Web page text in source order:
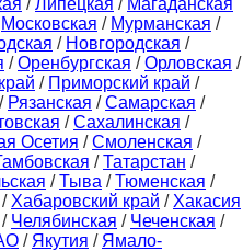
/Липецкая / Магаданская
Московская / Мурманская /
/ Новгородская /
/Оренбургская /Орловская /
/ Приморский край /
/ Рязанская /Самарская /
/Сахалинская /
Осетия /Смоленская /
/Татарстан /
/Тыва /Тюменская /
/ Хабаровский край / Хакасия
/ Челябинская / Чеченская /
/ Якутия / Ямало-